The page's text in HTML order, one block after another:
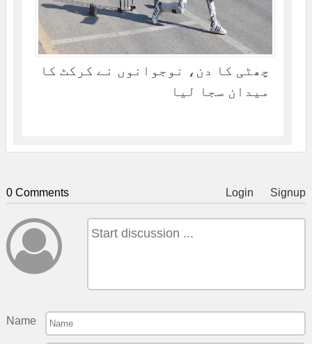
چھٹی کا دن، نوجوانوں نے کرکٹ کا
میدان سجا لیا
0 Comments Login Signup
Name